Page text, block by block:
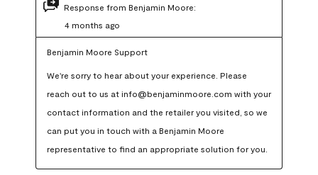
Response from Benjamin Moore:
4 months ago
Benjamin Moore Support
We're sorry to hear about your experience. Please
reach out to us at info@benjaminmoore.com with your
contact information and the retailer you visited, so we
can put you in touch with a Benjamin Moore
representative to find an appropriate solution for you.